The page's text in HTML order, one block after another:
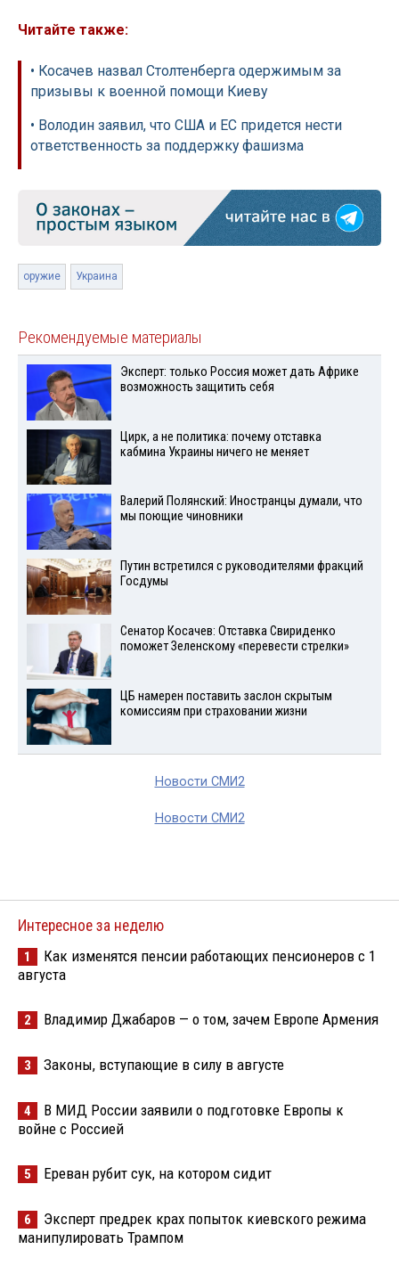
Читайте также:
• Косачев назвал Столтенберга одержимым за
призывы к военной помощи Киеву
• Володин заявил, что США и ЕС придется нести
ответственность за поддержку фашизма
оружие Украина
Рекомендуемые материалы
Эксперт: только Россия может дать Африке
возможность защитить себя
Цирк, а не политика: почему отставка
кабмина Украины ничего не меняет
Валерий Полянский: Иностранцы думали, что
мы поющие чиновники
Путин встретился с руководителями фракций
Госдумы
Сенатор Косачев: Отставка Свириденко
поможет Зеленскому «перевести стрелки»
ЦБ намерен поставить заслон скрытым
комиссиям при страховании жизни
Новости СМИ2
Новости СМИ2
Интересное за неделю
1
Как изменятся пенсии работающих пенсионеров с 1
августа
2 Владимир Джабаров — о том, зачем Европе Армения
3 Законы, вступающие в силу в августе
4
В МИД России заявили о подготовке Европы к
войне с Россией
5 Ереван рубит сук, на котором сидит
6
Эксперт предрек крах попыток киевского режима
манипулировать Трампом